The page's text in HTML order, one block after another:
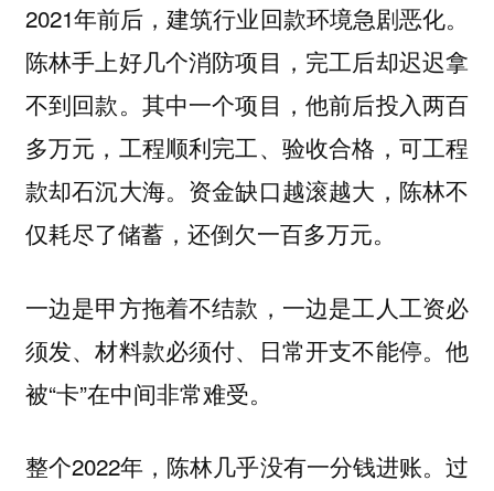
2021年前后，建筑行业回款环境急剧恶化。
陈林手上好几个消防项目，完工后却迟迟拿
不到回款。其中一个项目，他前后投入两百
多万元，工程顺利完工、验收合格，可工程
款却石沉大海。资金缺口越滚越大，陈林不
仅耗尽了储蓄，还倒欠一百多万元。
一边是甲方拖着不结款，一边是工人工资必
须发、材料款必须付、日常开支不能停。他
被“卡”在中间非常难受。
整个2022年，陈林几乎没有一分钱进账。过